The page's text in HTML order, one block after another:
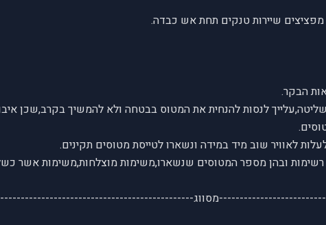
שיירות טנקים תחת אש כבדה.
הבקר.
לנסות להנחית את המטוס בבטחה ולא להמשיך בקרב,שכן
לאוויר שוב מיד במידה ונשארו לטייסת מטוסים תקינים.
ובהן מספר המטוסים שנשארו,משימות מוצלחות,משימות אשר